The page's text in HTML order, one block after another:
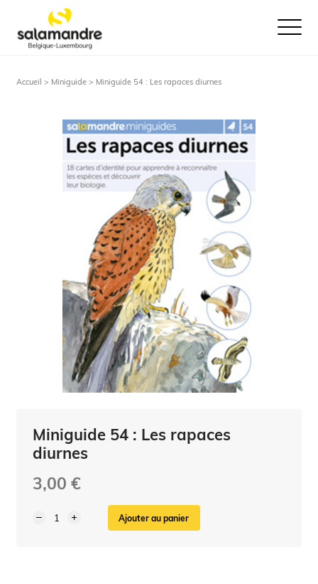
Ouvrir le
Accueil > Miniguide > Miniguide 54 : Les rapaces diurnes
Miniguide 54 : Les rapaces
diurnes
3,00 €
Ajouter au panier